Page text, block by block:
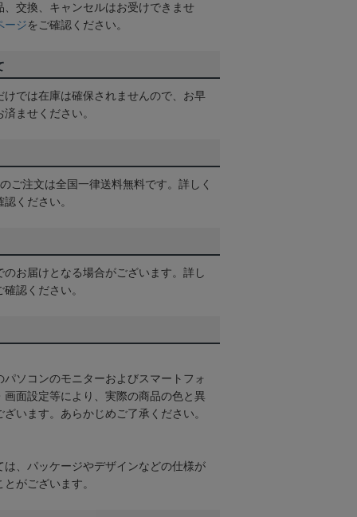
交換、キャンセルはお受けできませ
ージをご確認ください。
けでは在庫は確保されませんので、お早
ませください。
ご注文は全国一律送料無料です。詳しく
認ください。
お届けとなる場合がございます。詳し
確認ください。
ソコンのモニターおよびスマートフォ
画面設定等により、実際の商品の色と異
います。あらかじめご了承ください。
は、パッケージやデザインなどの仕様が
がございます。